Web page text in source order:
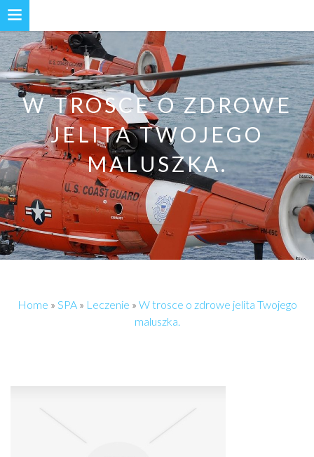
W TROSCE O ZDROWE
JELITA TWOJEGO
MALUSZKA.
Home » SPA» Leczenie » W trosce o zdrowe jelita Twojego
maluszka.